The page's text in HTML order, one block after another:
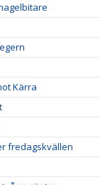
Kärra
fredagskvällen